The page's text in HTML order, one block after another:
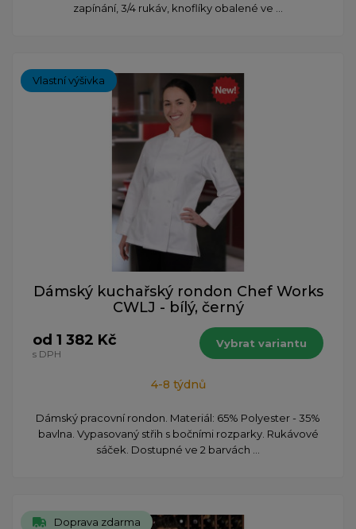
zapínání, 3/4 rukáv, knoflíky obalené ve ...
Vlastní výšivka
Dámský kuchařský rondon Chef Works
CWLJ - bílý, černý
od 1 382 Kč
s DPH
Vybrat variantu
4-8 týdnů
Dámský pracovní rondon. Materiál: 65% Polyester - 35%
bavlna. Vypasovaný střih s bočními rozparky. Rukávové
sáček. Dostupné ve 2 barvách ...
Doprava zdarma